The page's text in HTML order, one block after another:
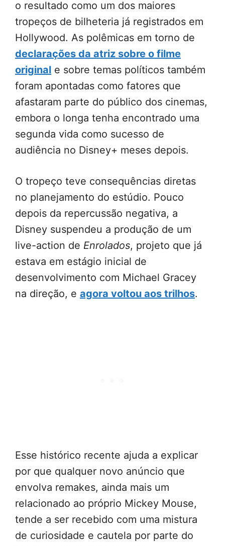
o resultado como um dos maiores
tropeços de bilheteria já registrados em
Hollywood. As polêmicas em torno de
declarações da atriz sobre o filme
original e sobre temas políticos também
foram apontadas como fatores que
afastaram parte do público dos cinemas,
embora o longa tenha encontrado uma
segunda vida como sucesso de
audiência no Disney+ meses depois.
O tropeço teve consequências diretas
no planejamento do estúdio. Pouco
depois da repercussão negativa, a
Disney suspendeu a produção de um
live-action de Enrolados, projeto que já
estava em estágio inicial de
desenvolvimento com Michael Gracey
na direção, e agora voltou aos trilhos.
Esse histórico recente ajuda a explicar
por que qualquer novo anúncio que
envolva remakes, ainda mais um
relacionado ao próprio Mickey Mouse,
tende a ser recebido com uma mistura
de curiosidade e cautela por parte do